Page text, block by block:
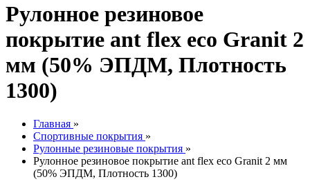
Рулонное резиновое
покрытие ant flex eco Granit 2
мм (50% ЭПДМ, Плотность
1300)
Главная »
Спортивные покрытия »
Рулонные резиновые покрытия »
Рулонное резиновое покрытие ant flex eco Granit 2 мм
(50% ЭПДМ, Плотность 1300)